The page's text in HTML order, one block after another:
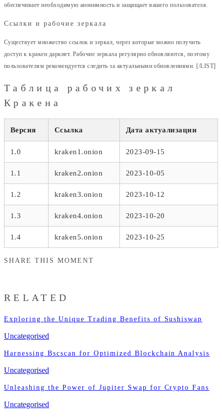
обеспечивает необходимую анонимность и защищает вашего пользователя.
Ссылки и рабочие зеркала
Существует множество ссылок и зеркал, через которые можно получить
доступ к кракен даркнет. Рабочие зеркала регулярно обновляются, поэтому
пользователям рекомендуется следить за актуальными обновлениями. [/LIST]
Таблица рабочих зеркал
Кракена
Версия Ссылка Дата актуализации
1.0 kraken1.onion 2023-09-15
1.1 kraken2.onion 2023-10-05
1.2 kraken3.onion 2023-10-12
1.3 kraken4.onion 2023-10-20
1.4 kraken5.onion 2023-10-25
SHARE THIS MOMENT
RELATED
Exploring the Unique Trading Benefits of Sushiswap
Uncategorised
Harnessing Bscscan for Optimized Blockchain Analysis
Uncategorised
Unleashing the Power of Jupiter Swap for Crypto Fans
Uncategorised